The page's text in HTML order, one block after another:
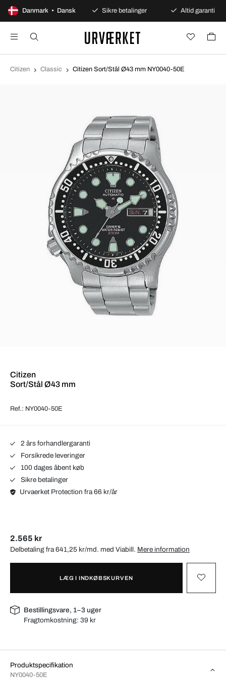
Danmark • Dansk
100 dages åbent køb Sikre betalinger Altid garanti
Citizen Classic Citizen Sort/Stål Ø43 mm NY0040-50E
Citizen
Sort/Stål Ø43 mm
Ref.: NY0040-50E
2 års forhandlergaranti
Forsikrede leveringer
100 dages åbent køb
Sikre betalinger
Urvaerket Protection fra 66 kr/år
2.565 kr
Delbetaling fra 641,25 kr/md. med Viabill. Mere information
LÆG I INDKØBSKURVEN
Bestillingsvare, 1–3 uger
Fragtomkostning:39 kr
Produktspecifikation
NY0040-50E